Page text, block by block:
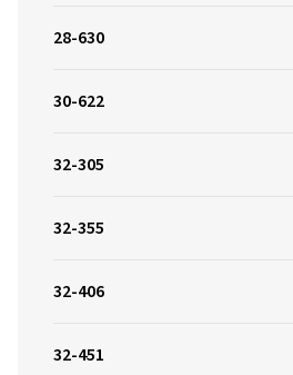
28-630
30-622
32-305
32-355
32-406
32-451